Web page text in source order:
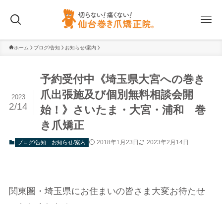
ホーム ブログ/告知 お知らせ/案内
予約受付中《埼玉県大宮への巻き
爪出張施及び個別無料相談会開
始！》さいたま・大宮・浦和 巻
き爪矯正
2023
2/14
ブログ/告知 お知らせ/案内 2018年1月23日 2023年2月14日
関東圏・埼玉県にお住まいの皆さま大変お待たせ